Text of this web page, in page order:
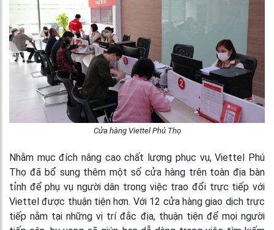
Cửa hàng Viettel Phú Thọ
Nhằm mục đích nâng cao chất lượng phục vụ, Viettel Phú
Thọ đã bổ sung thêm một số cửa hàng trên toàn địa bàn
tỉnh để phụ vụ người dân trong việc trao đổi trực tiếp với
Viettel được thuận tiện hơn. Với 12 cửa hàng giao dịch trực
tiếp nằm tại những vị trí đắc địa, thuận tiện để mọi người